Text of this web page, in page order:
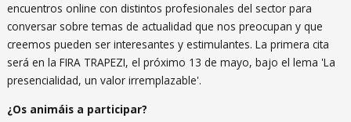
encuentros online con distintos profesionales del sector para
conversar sobre temas de actualidad que nos preocupan y que
creemos pueden ser interesantes y estimulantes. La primera cita
será en la FIRA TRAPEZI, el próximo 13 de mayo, bajo el lema 'La
presencialidad, un valor irremplazable'.
¿Os animáis a participar?